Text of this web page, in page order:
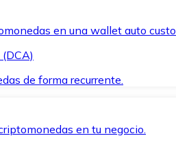
en una wallet auto
de forma recurrente.
en tu negocio.